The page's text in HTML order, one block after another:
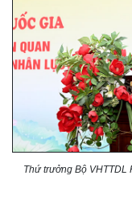
Thứ trưởng Bộ VHTTDL